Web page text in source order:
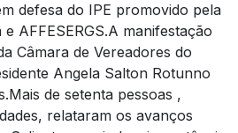
defesa do IPE promovido pela
AFFESERGS.A manifestação
Câmara de Vereadores do
Angela Salton Rotunno
Mais de setenta pessoas ,
relataram os avanços